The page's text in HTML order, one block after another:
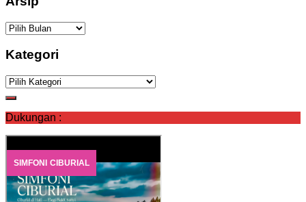
Arsip
Kategori
Kategori
Dukungan :